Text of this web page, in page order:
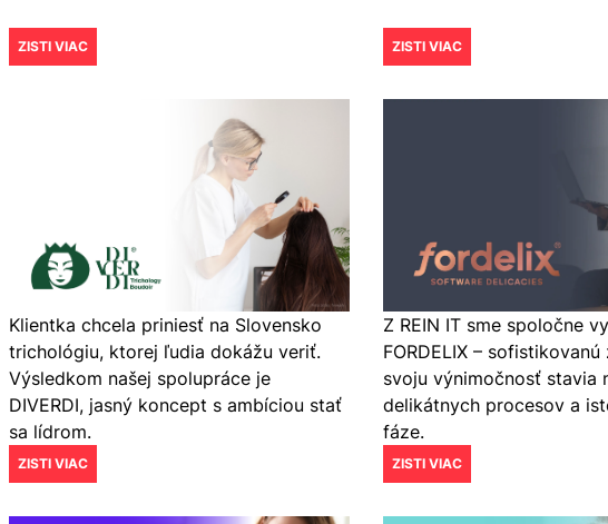
ZISTI VIAC ZISTI VIAC
Klientka chcela priniesť na Slovensko
trichológiu, ktorej ľudia dokážu veriť.
Výsledkom našej spolupráce je
DIVERDI, jasný koncept s ambíciou stať
sa lídrom.
ZISTI VIAC
Z REIN IT sme spoločne
FORDELIX –
svoju výnimočnosť stavia
delikátnych procesov a
fáze.
ZISTI VIAC